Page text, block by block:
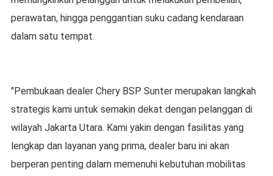
perawatan, hingga penggantian suku cadang kendaraan
dalam satu tempat.
"Pembukaan dealer Chery BSP Sunter merupakan langkah
strategis kami untuk semakin dekat dengan pelanggan di
wilayah Jakarta Utara. Kami yakin dengan fasilitas yang
lengkap dan layanan yang prima, dealer baru ini akan
berperan penting dalam memenuhi kebutuhan mobilitas